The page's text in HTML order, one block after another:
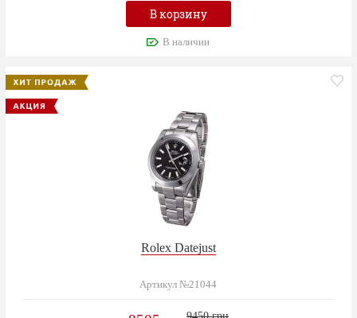
В корзину
В наличии
Rolex Datejust
Артикул №21044